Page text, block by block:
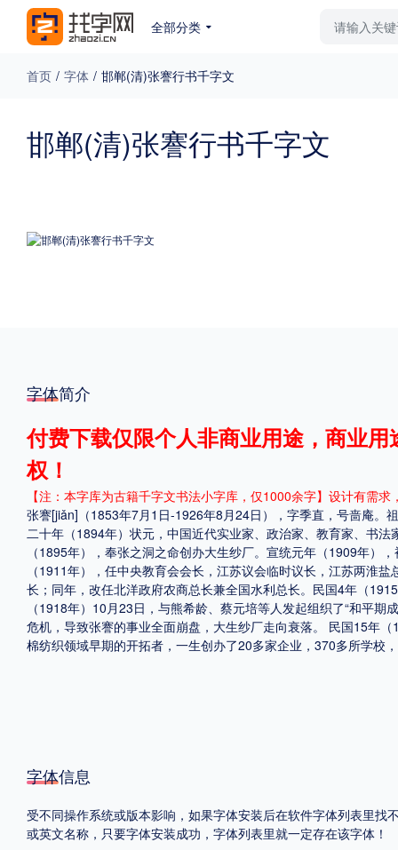
全部分类
免费下载 收费下载 更多
格式
.TTF
地区
中国大陆 中国港澳台 更多
POP字体下载 字库打包下载 海报素材下载
首页 / 字体 / 邯郸(清)张謇行书千字文
邯郸(清)张謇行书千字文
字体简介
付费下载仅限个人非商业用途，商业
权！
【注：本字库为古籍千字文书法小字库，仅1000余字】设计有需求
张謇[jiǎn]（1853年7月1日-1926年8月24日），字季直，号啬庵。
二十年（1894年）状元，中国近代实业家、政治家、教育家、书
（1895年），奉张之洞之命创办大生纱厂。宣统元年（1909年）
（1911年），任中央教育会会长，江苏议会临时议长，江苏两淮
长；同年，改任北洋政府农商总长兼全国水利总长。民国4年（
（1918年）10月23日，与熊希龄、蔡元培等人发起组织了“和平
危机，导致张謇的事业全面崩盘，大生纱厂走向衰落。 民国15年
棉纺织领域早期的开拓者，一生创办了20多家企业，370多所学校
字体信息
受不同操作系统或版本影响，如果字体安装后在软件字体列表里
或英文名称，只要字体安装成功，字体列表里就一定存在该字体！